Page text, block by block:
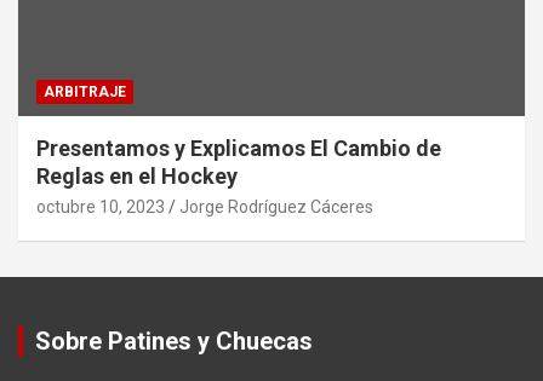
ARBITRAJE
Presentamos y Explicamos El Cambio de
Reglas en el Hockey
octubre 10, 2023 Jorge Rodríguez Cáceres
Sobre Patines y Chuecas